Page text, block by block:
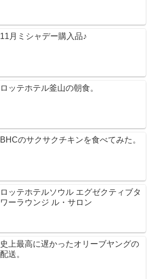
11月ミシャデー購入品♪
ロッテホテル釜山の朝食。
BHCのサクサクチキンを食べてみた。
ロッテホテルソウル エグゼクティブタ
ワーラウンジ ル・サロン
史上最高に遅かったオリーブヤングの
配送。